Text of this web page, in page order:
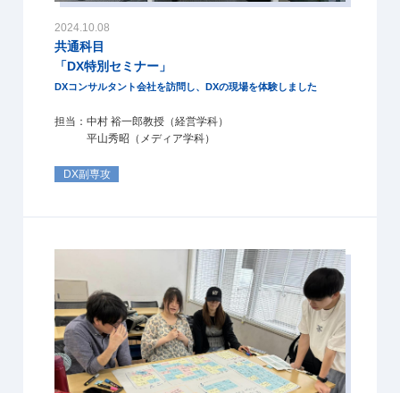
2024.10.08
共通科目
「DX特別セミナー」
DXコンサルタント会社を訪問し、DXの現場を体験しました
担当：中村 裕一郎教授（経営学科）
平山秀昭（メディア学科）
DX副専攻